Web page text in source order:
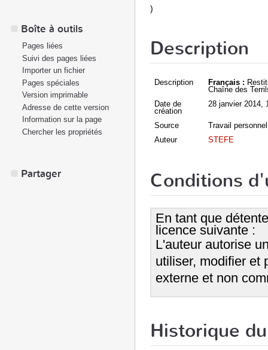
)
Description
Description Français :
Chaîne des
Date de
création
28 janvier 2014,
Source
Travail personnel
Auteur
STEFE
Conditions
En tant que
licence suivante :
L'auteur autorise
utiliser, modifier et
externe et non
Historique
Boîte à outils
Pages liées
Suivi des pages liées
Importer un fichier
Pages spéciales
Version imprimable
Adresse de cette version
Information sur la page
Chercher les propriétés
Partager